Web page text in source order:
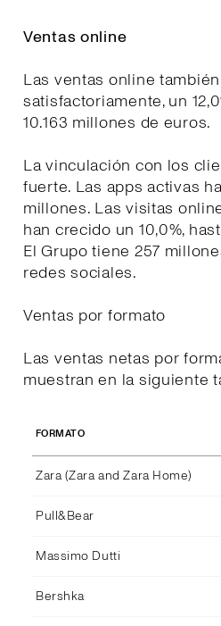
Ventas online
Las ventas online
satisfactoriamente, un
10.163 millones de euros.
La vinculación con los
fuerte. Las apps activas
millones. Las visitas
han crecido un 10,0%,
El Grupo tiene 257
redes sociales.
Ventas por formato
Las ventas netas por
muestran en la siguiente
FORMATO
Zara (Zara and Zara Home)
Pull&Bear
Massimo Dutti
Bershka